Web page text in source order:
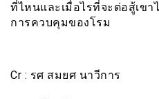
ที่ไหนและเมื่อไรที่จะต่อสู้เข
การควบคุมของโรม
Cr : รศ สมยศ นาวีการ